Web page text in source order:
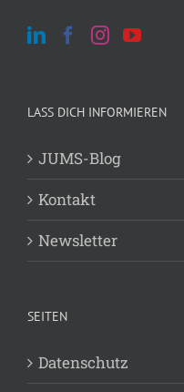
LASS DICH INFORMIEREN
JUMS-Blog
Kontakt
Newsletter
SEITEN
Datenschutz